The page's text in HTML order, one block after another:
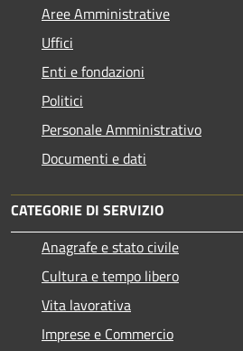
Aree Amministrative
Uffici
Enti e fondazioni
Politici
Personale Amministrativo
Documenti e dati
CATEGORIE DI SERVIZIO
Anagrafe e stato civile
Cultura e tempo libero
Vita lavorativa
Imprese e Commercio